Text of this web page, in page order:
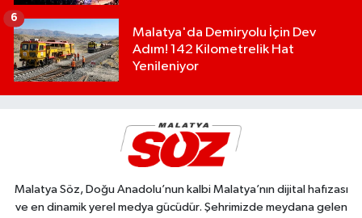
Malatya'da Demiryolu İçin Dev
Adım! 142 Kilometrelik Hat
Yenileniyor
6
Malatya Söz, Doğu Anadolu’nun kalbi Malatya’nın dijital hafızası
ve en dinamik yerel medya gücüdür. Şehrimizde meydana gelen